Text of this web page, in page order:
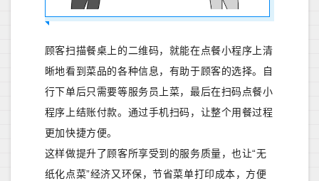
顾客扫描餐桌上的二维码，就能在点餐小程序上清
晰地看到菜品的各种信息，有助于顾客的选择。自
行下单后只需要等服务员上菜，最后在扫码点餐小
程序上结账付款。通过手机扫码，让整个用餐过程
更加快捷方便。
这样做提升了顾客所享受到的服务质量，也让“无
纸化点菜”经济又环保，节省菜单打印成本，方便